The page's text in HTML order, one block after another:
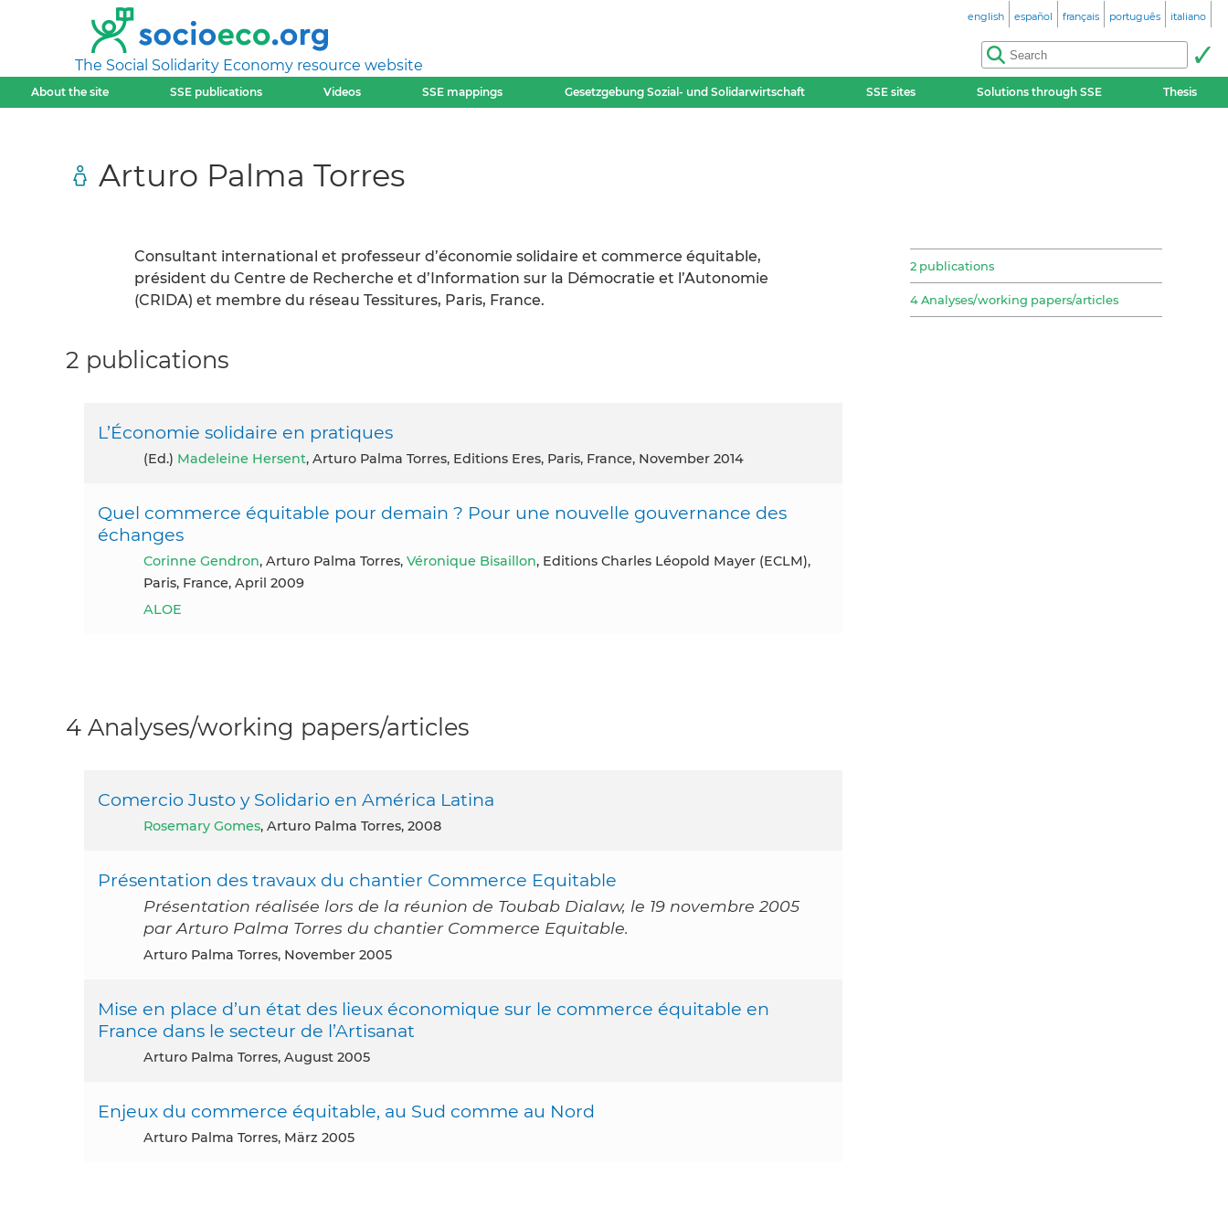
The Social Solidarity Economy resource website
english español français português italiano
About the site SSE publications Videos SSE mappings Gesetzgebung Sozial- und Solidarwirtschaft SSE sites Solutions through SSE Thesis
Arturo Palma Torres
Consultant international et professeur d’économie solidaire et commerce équitable,
président du Centre de Recherche et d’Information sur la Démocratie et l’Autonomie
(CRIDA) et membre du réseau Tessitures, Paris, France.
2 publications
4 Analyses/working papers/articles
2 publications
L’Économie solidaire en pratiques
(ed.) Madeleine Hersent, Arturo Palma Torres, Editions Eres, Paris, France, November 2014
Quel commerce équitable pour demain ? Pour une nouvelle gouvernance des
échanges
Corinne Gendron, Arturo Palma Torres, Véronique Bisaillon, Editions Charles Léopold Mayer (ECLM),
Paris, France, April 2009
ALOE
4 Analyses/working papers/articles
Comercio Justo y Solidario en América Latina
Rosemary Gomes, Arturo Palma Torres, 2008
Présentation des travaux du chantier Commerce Equitable
Présentation réalisée lors de la réunion de Toubab Dialaw, le 19 novembre 2005
par Arturo Palma Torres du chantier Commerce Equitable.
Arturo Palma Torres, November 2005
Mise en place d’un état des lieux économique sur le commerce équitable en
France dans le secteur de l’Artisanat
Arturo Palma Torres, August 2005
Enjeux du commerce équitable, au Sud comme au Nord
Arturo Palma Torres, März 2005